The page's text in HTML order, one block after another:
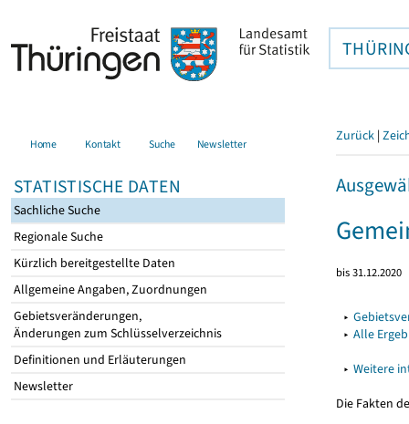
Home Kontakt Suche Newsletter
STATISTISCHE DATEN
Sachliche Suche
Regionale Suche
Kürzlich bereitgestellte Daten
Allgemeine Angaben, Zuordnungen
Gebietsveränderungen,
Änderungen zum Schlüsselverzeichnis
Definitionen und Erläuterungen
Newsletter
Zurück |
bis 31.12.2020
▸
▸ Alle
▸ Weitere
Die Fakten